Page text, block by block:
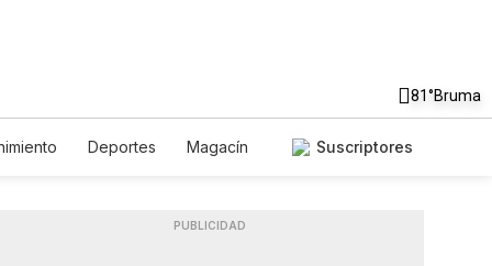
81°Bruma
Deportes
Magacín
Suscriptores
PUBLICIDAD